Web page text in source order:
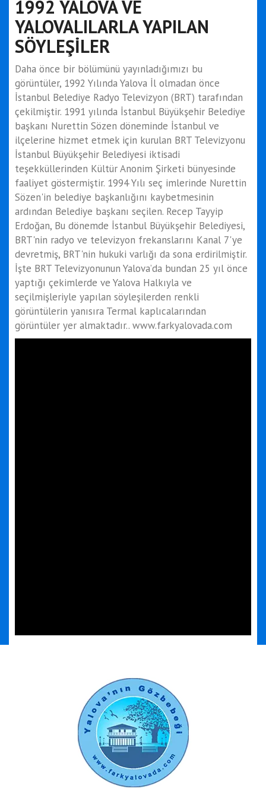
1992 YALOVA VE
YALOVALILARLA YAPILAN
SÖYLEŞİLER
Daha önce bir bölümünü yayınladığımızı bu
görüntüler, 1992 Yılında Yalova İl olmadan önce
İstanbul Belediye Radyo Televizyon (BRT) tarafından
çekilmiştir. 1991 yılında İstanbul Büyükşehir Belediye
başkanı Nurettin Sözen döneminde İstanbul ve
ilçelerine hizmet etmek için kurulan BRT Televizyonu
İstanbul Büyükşehir Belediyesi iktisadi
teşekküllerinden Kültür Anonim Şirketi bünyesinde
faaliyet göstermiştir. 1994 Yılı seç imlerinde Nurettin
Sözen'in belediye başkanlığını kaybetmesinin
ardından Belediye başkanı seçilen. Recep Tayyip
Erdoğan, Bu dönemde İstanbul Büyükşehir Belediyesi,
BRT'nin radyo ve televizyon frekanslarını Kanal 7'ye
devretmiş, BRT'nin hukuki varlığı da sona erdirilmiştir.
İşte BRT Televizyonunun Yalova’da bundan 25 yıl önce
yaptığı çekimlerde ve Yalova Halkıyla ve
seçilmişleriyle yapılan söyleşilerden renkli
görüntülerin yanısıra Termal kaplıcalarından
görüntüler yer almaktadır.. www.farkyalovada.com